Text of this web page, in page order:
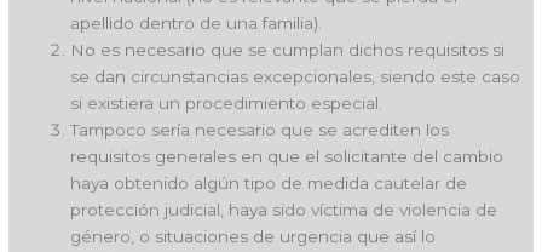
apellido dentro de una familia).
No es necesario que se cumplan dichos requisitos si
se dan circunstancias excepcionales, siendo este caso
si existiera un procedimiento especial.
Tampoco sería necesario que se acrediten los
requisitos generales en que el solicitante del cambio
haya obtenido algún tipo de medida cautelar de
protección judicial, haya sido víctima de violencia de
género, o situaciones de urgencia que así lo